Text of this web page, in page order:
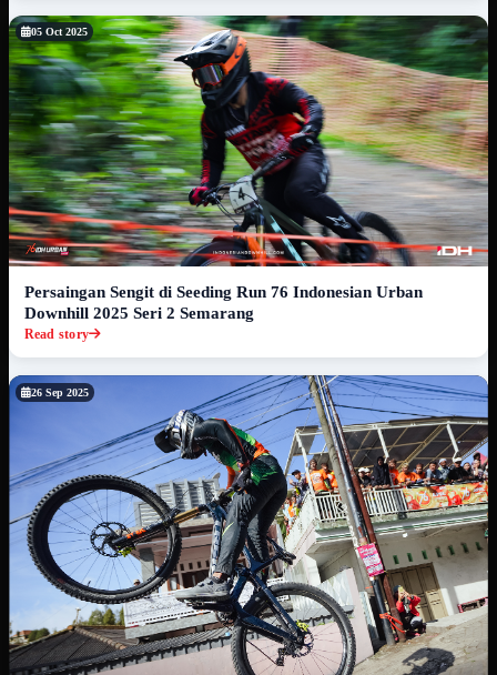
05 Oct 2025
Persaingan Sengit di Seeding Run 76 Indonesian Urban
Downhill 2025 Seri 2 Semarang
Read story
26 Sep 2025